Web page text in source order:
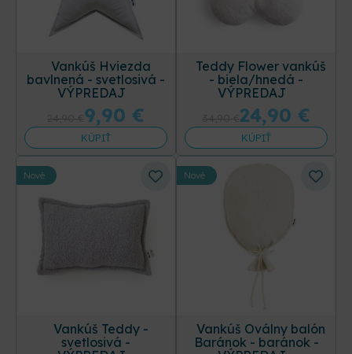
Vankúš Hviezda
bavlnená - svetlosivá -
VÝPREDAJ
9,90 €
KÚPIŤ
Teddy Flower vankúš
- biela/hnedá -
VÝPREDAJ
24,90 €
KÚPIŤ
Vankúš Teddy -
svetlosivá -
Nové
Vankúš Oválny balón
Baránok - baránok -
Nové